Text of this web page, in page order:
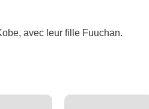
avec leur fille Fuuchan.